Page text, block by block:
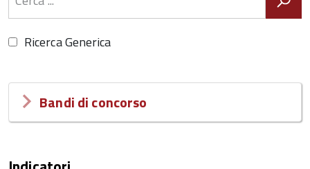
Ricerca Generica
Bandi di concorso